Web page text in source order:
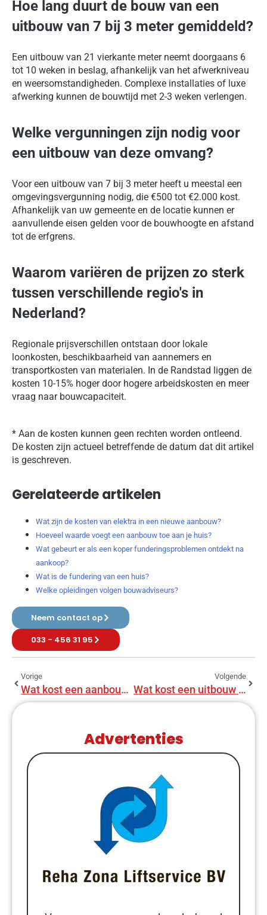
Hoe lang duurt de bouw van een
uitbouw van 7 bij 3 meter gemiddeld?
Een uitbouw van 21 vierkante meter neemt doorgaans 6
tot 10 weken in beslag, afhankelijk van het afwerkniveau
en weersomstandigheden. Complexe installaties of luxe
afwerking kunnen de bouwtijd met 2-3 weken verlengen.
Welke vergunningen zijn nodig voor
een uitbouw van deze omvang?
Voor een uitbouw van 7 bij 3 meter heeft u meestal een
omgevingsvergunning nodig, die €500 tot €2.000 kost.
Afhankelijk van uw gemeente en de locatie kunnen er
aanvullende eisen gelden voor de bouwhoogte en afstand
tot de erfgrens.
Waarom variëren de prijzen zo sterk
tussen verschillende regio's in
Nederland?
Regionale prijsverschillen ontstaan door lokale
loonkosten, beschikbaarheid van aannemers en
transportkosten van materialen. In de Randstad liggen de
kosten 10-15% hoger door hogere arbeidskosten en meer
vraag naar bouwcapaciteit.
* Aan de kosten kunnen geen rechten worden ontleend.
De kosten zijn actueel betreffende de datum dat dit artikel
is geschreven.
Gerelateerde artikelen
Wat zijn de kosten van elektra in een nieuwe aanbouw?
Hoeveel waarde voegt een aanbouw toe aan je huis?
Wat gebeurt er als een koper funderingsproblemen ontdekt na
aankoop?
Wat is de fundering van een huis?
Welke opleidingen volgen bouwadviseurs?
Neem contact op
033 - 456 31 95
Vorige
Wat kost een aanbouw van 2 bij 6 meter?
Volgende
Wat kost een uitbouw van 6 bij 3 meter?
Advertenties